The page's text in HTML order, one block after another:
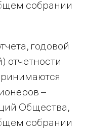
собрании
годовой
отчетности
–
Общества,
собрании